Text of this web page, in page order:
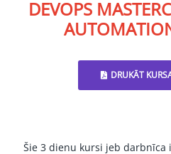
DEVOPS
DRUKĀT
Šie 3 dienu kursi jeb darbnīca